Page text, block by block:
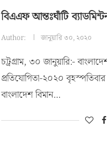
বিএএফ আন্তঃঘাঁটি
Author: জানুয়ারি ৩০, ২০২০
চট্রগ্রাম, ৩০ জানুয়ারি:-
প্রতিযোগিতা-২০২০
বাংলাদেশ বিমান…